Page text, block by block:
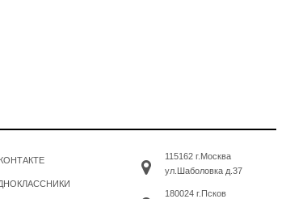
115162 г.Москва
ул.Шаболовка д.37
180024 г.Псков